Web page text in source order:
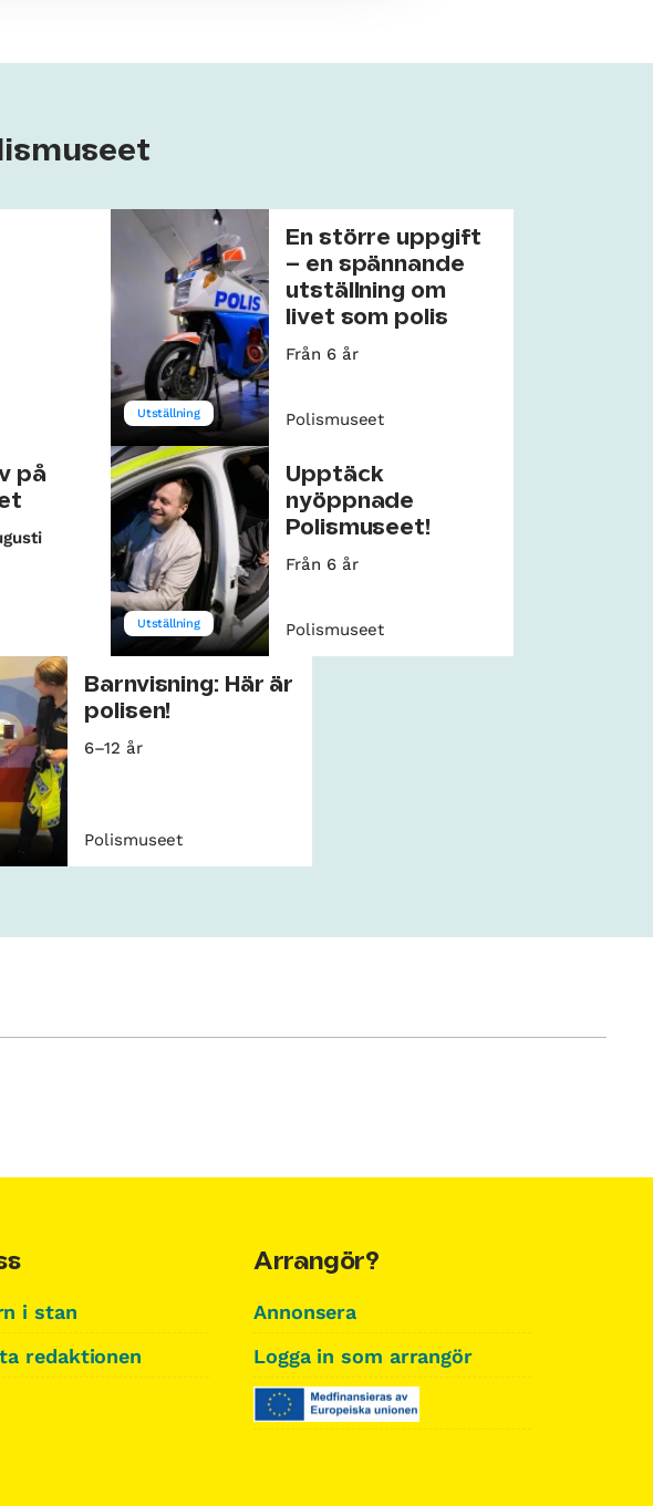
Utställning
En större uppgift
– en spännande
utställning om
livet som polis
Från 6 år
Polismuseet
på
Utställning
Upptäck
nyöppnade
Polismuseet!
Från 6 år
Polismuseet
Barnvisning: Här är
polisen!
6–12 år
Polismuseet
i stan
redaktionen
Arrangör?
Annonsera
Logga in som arrangör